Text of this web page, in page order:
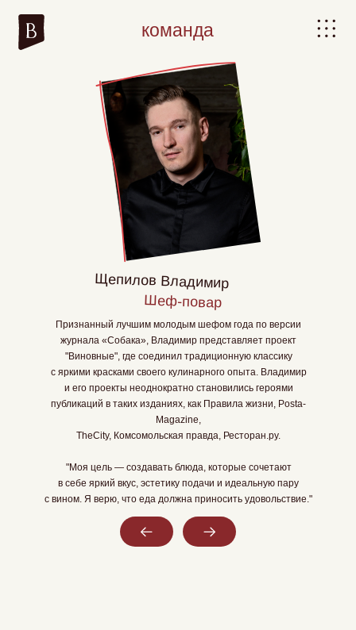
команда
Шеф-повар
Щепилов Владимир
Признанный лучшим молодым шефом года по версии
журнала «Собака», Владимир представляет проект
"Виновные", где соединил традиционную классику
с яркими красками своего кулинарного опыта. Владимир
и его проекты неоднократно становились героями
публикаций в таких изданиях, как Правила жизни, Рosta-
Magazine,
TheCity, Комсомольская правда, Ресторан.ру.
"Моя цель — создавать блюда, которые сочетают
в себе яркий вкус, эстетику подачи и идеальную пару
с вином. Я верю, что еда должна приносить удовольствие."
Мобильный
Слайд 2